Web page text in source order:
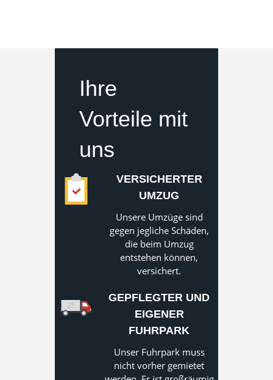
Ihre
Vorteile mit
uns
VERSICHERTER
UMZUG
Unsere Umzüge sind
gegen jegliche Schäden,
die beim Umzug
entstehen können,
versichert.
GEPFLEGTER UND
EIGENER
FUHRPARK
Unser Fuhrpark muss
nicht vorher gemietet